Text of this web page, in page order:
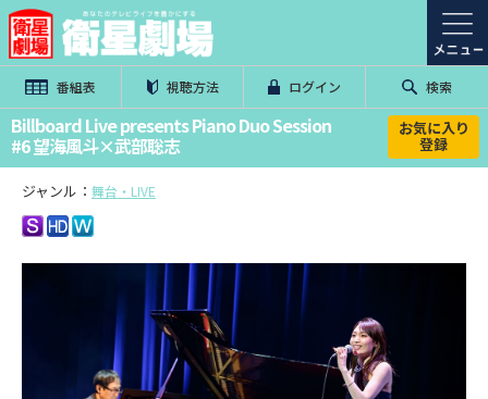
番組表 視聴方法 ログイン 検索
Billboard Live presents Piano Duo Session
#6 望海風斗×武部聡志
お気に入り
登録
ジャンル： 舞台・LIVE